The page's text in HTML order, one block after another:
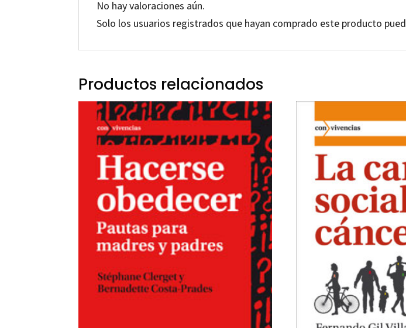
No hay valoraciones aún.
Solo los usuarios registrados que hayan comprado este producto
Productos relacionados